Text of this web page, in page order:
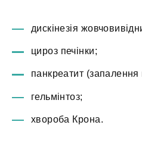
дискінезія
цироз печінки;
панкреатит (запалення
гельмінтоз;
хвороба Крона.